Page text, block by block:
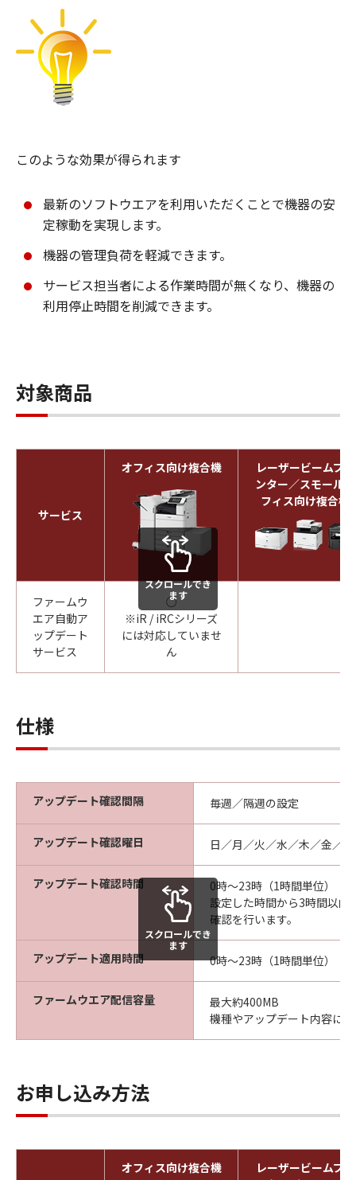
このような効果が得られます
最新のソフトウエアを利用いただくことで機器の安
定稼動を実現します。
機器の管理負荷を軽減できます。
サービス担当者による作業時間が無くなり、機器の
利用停止時間を削減できます。
対象商品
サービス
オフィス向け複合機
レーザービームプリ
ンター／スモールオ
フィス向け複合機
ファームウ
エア自動ア
ップデート
サービス
○
※iR / iRCシリーズ
には対応していませ
ん
スクロールでき
ます
仕様
アップデート確認間隔 毎週／隔週の設定
アップデート確認曜日 日／月／火／水／木／金／土
アップデート確認時間
0時～23時（1時間単位）
設定した時間から3時間以内
確認を行います。
アップデート適用時間 0時～23時（1時間単位）
ファームウエア配信容量
最大約400MB
機種やアップデート内容に
スクロールでき
ます
お申し込み方法
オフィス向け複合機
レーザービームプリ